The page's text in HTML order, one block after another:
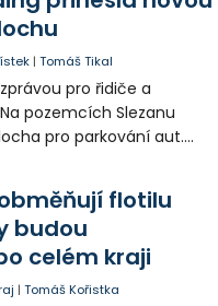
|Tomáš Tikal
pro řidiče a
pozemcích Slezanu
pro parkování aut.
flotilu
budou
celém kraji
|Tomáš Kořistka